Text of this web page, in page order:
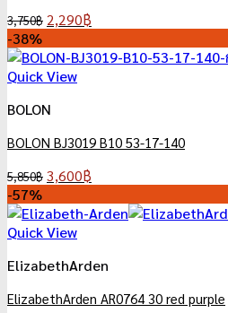
3,750฿ Original
was:
3,750฿.
2,290฿
is:
-38%
Quick View
BOLON
BOLON BJ3019 B10 53-17-140
5,850฿ Original
was:
5,850฿.
3,600฿
is:
-57%
Quick View
ElizabethArden
ElizabethArden AR0764 30 red purple